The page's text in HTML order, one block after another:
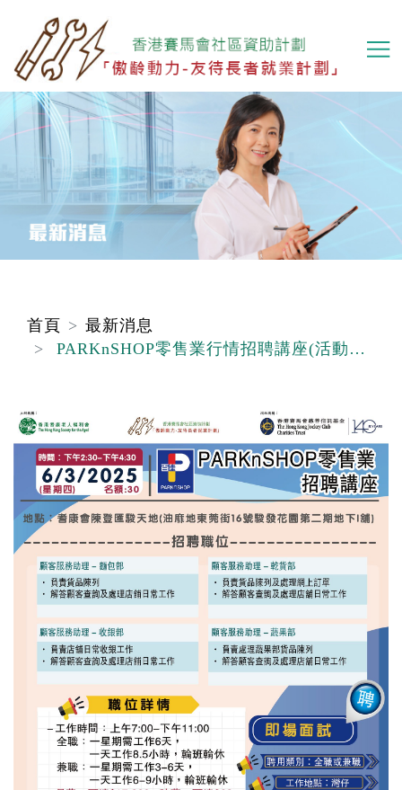
主
內
首頁
最新消息
PARKnSHOP零售業行情招聘講座(活動已完結)